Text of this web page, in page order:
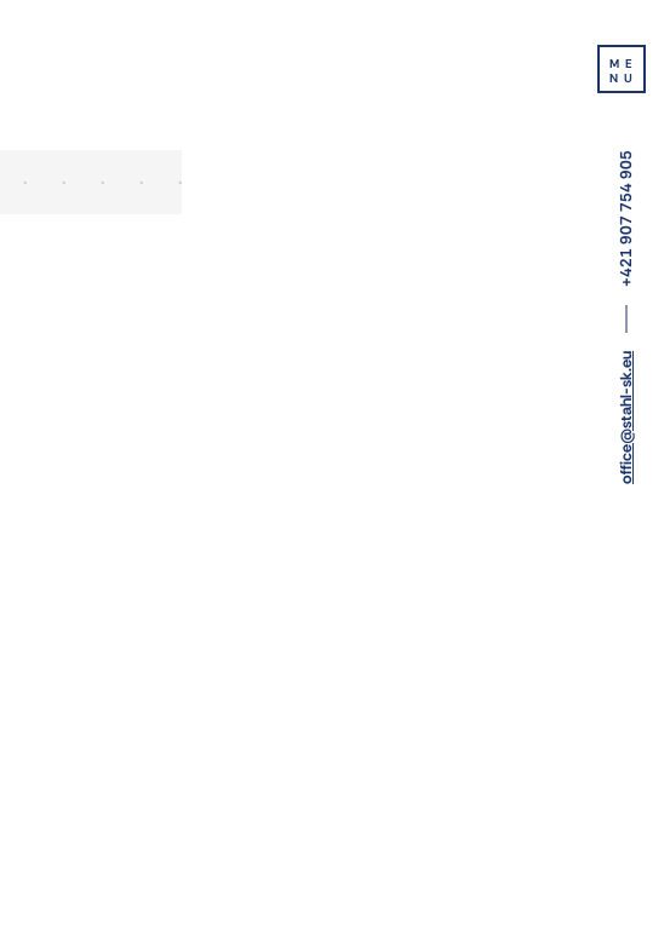
ME
NU
office@stahl-sk.eu
+421 907 754 905